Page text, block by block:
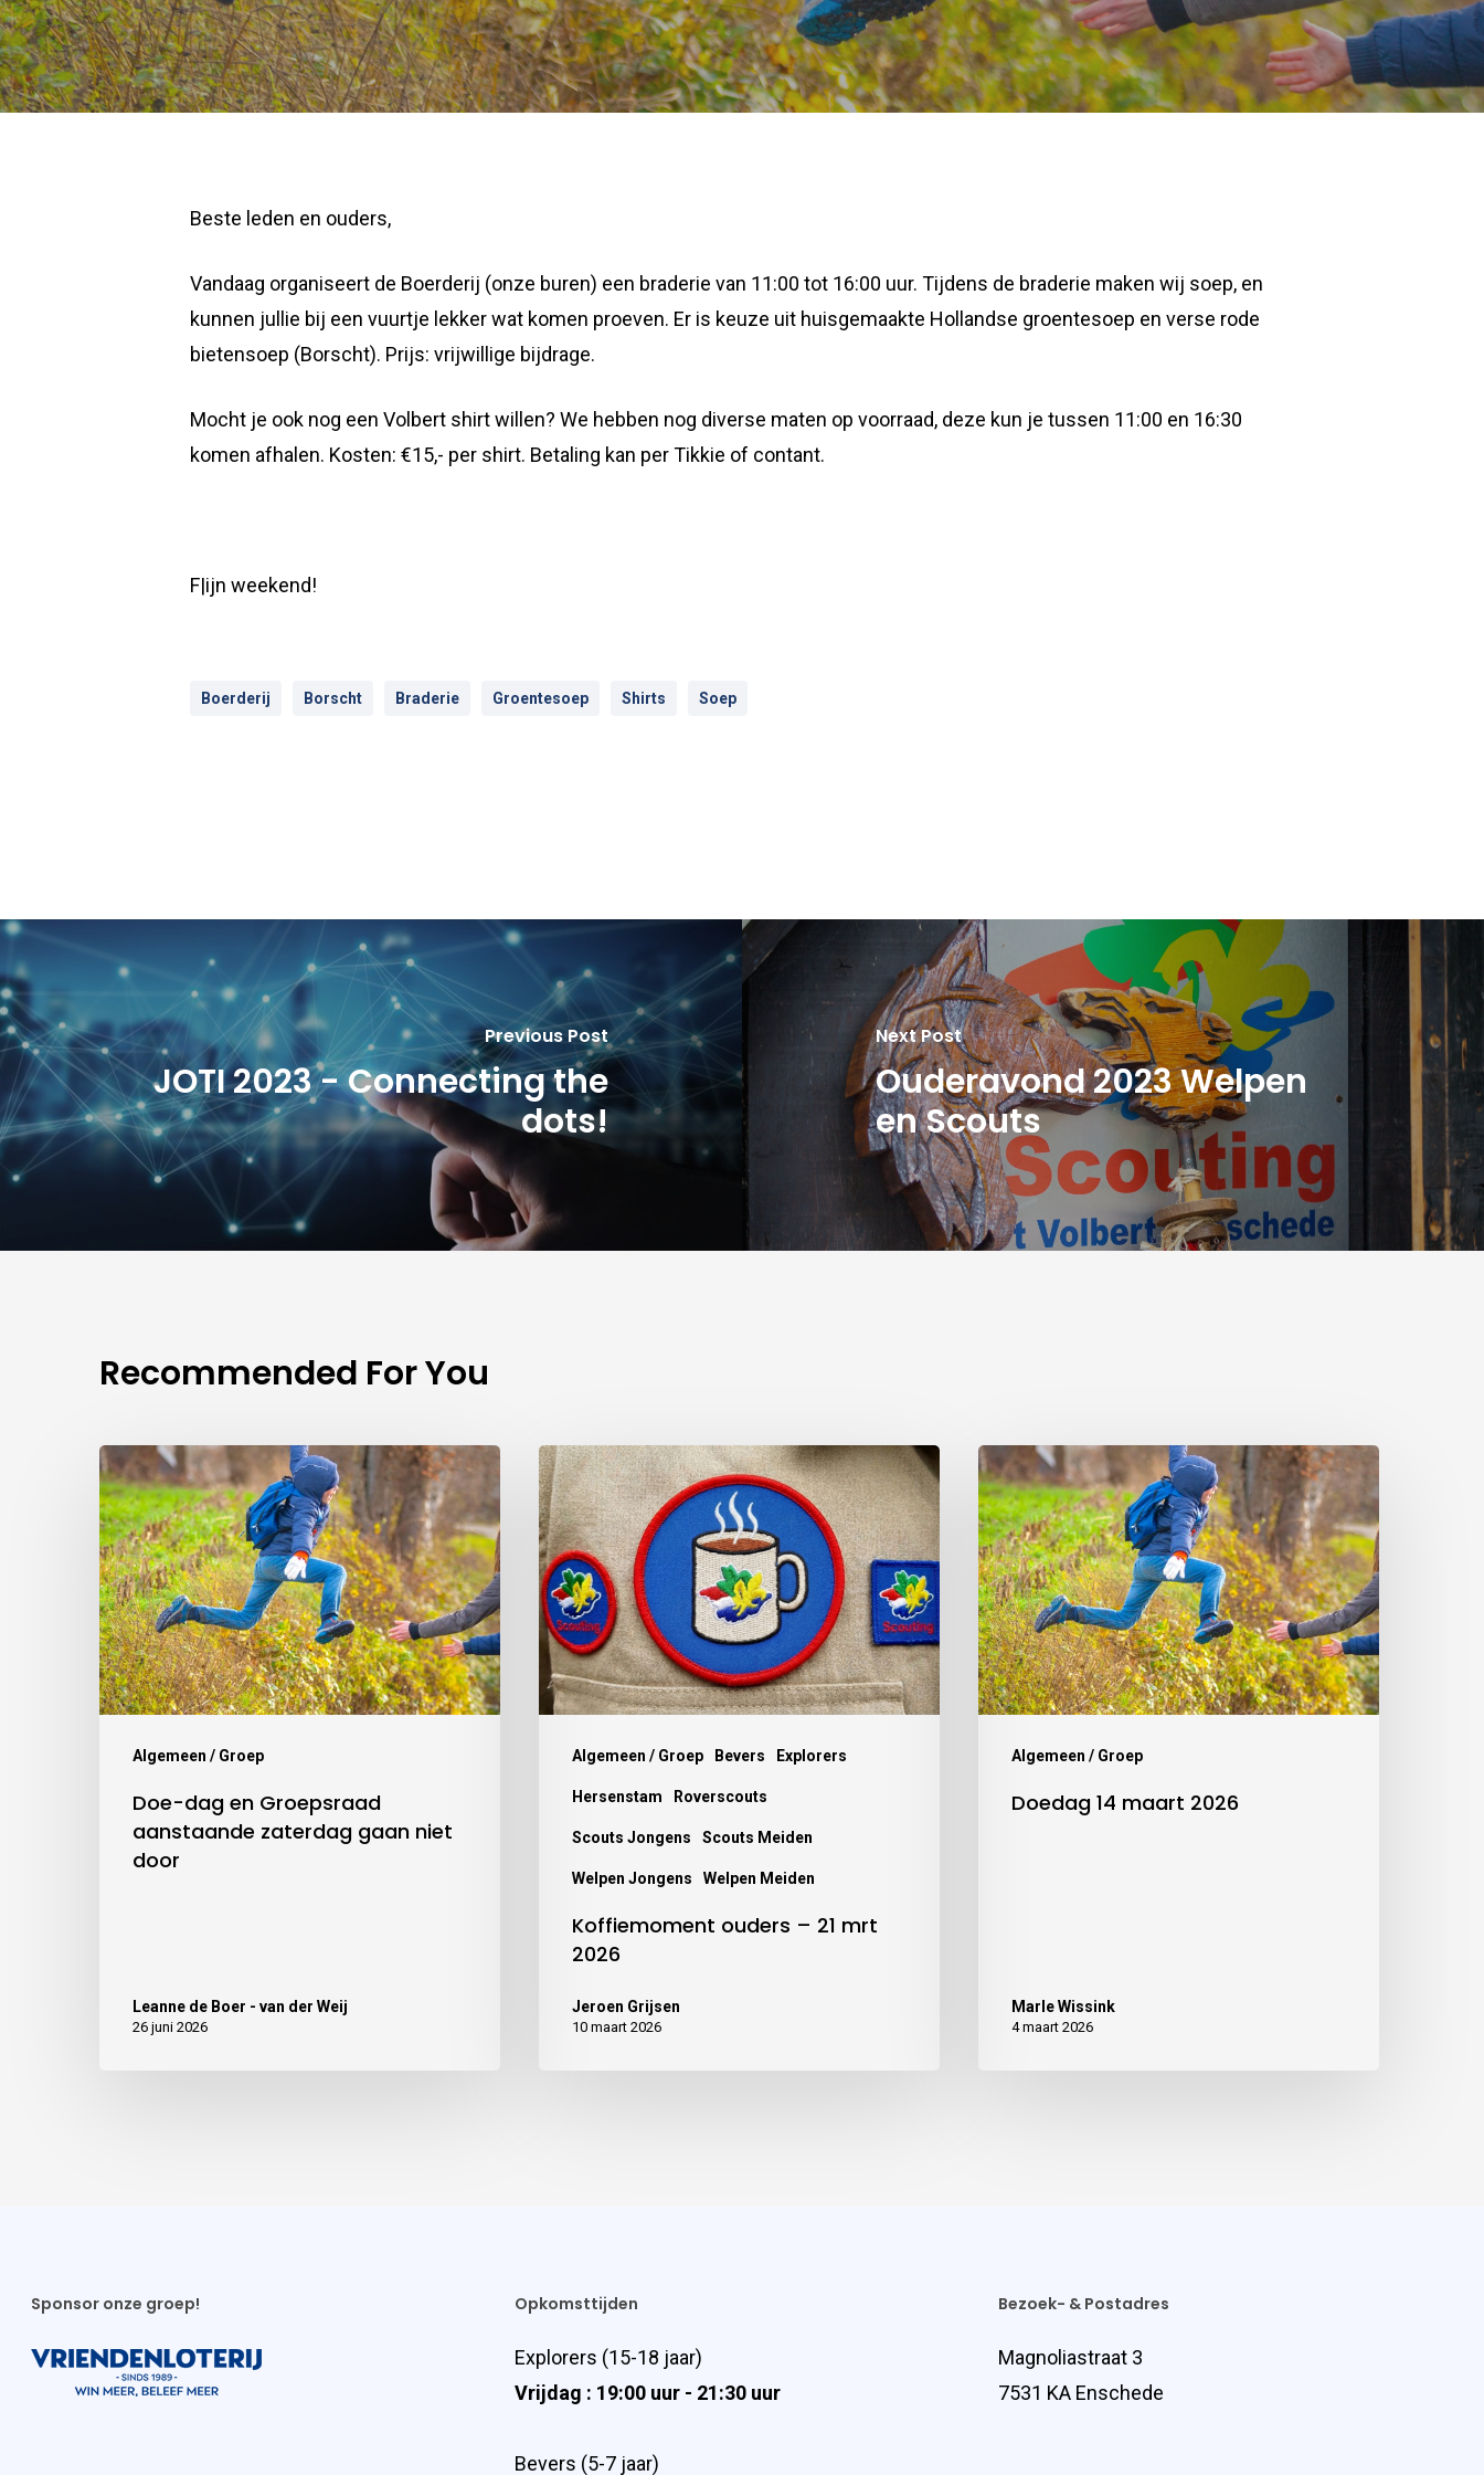
Beste leden en ouders,
Vandaag organiseert de Boerderij (onze buren) een braderie van 11:00 tot 16:00 uur. Tijdens de braderie maken wij soep, en
kunnen jullie bij een vuurtje lekker wat komen proeven. Er is keuze uit huisgemaakte Hollandse groentesoep en verse rode
bietensoep (Borscht). Prijs: vrijwillige bijdrage.
Mocht je ook nog een Volbert shirt willen? We hebben nog diverse maten op voorraad, deze kun je tussen 11:00 en 16:30
komen afhalen. Kosten: €15,- per shirt. Betaling kan per Tikkie of contant.
F|ijn weekend!
Boerderij Borscht Braderie Groentesoep Shirts Soep
Previous Post
JOTI 2023 - Connecting the
dots!
Next Post
Ouderavond 2023 Welpen
en Scouts
Recommended For You
Algemeen / Groep
Doe-dag en Groepsraad
aanstaande zaterdag gaan niet
door
Leanne de Boer - van der Weij
26 juni 2026
Algemeen / Groep Bevers Explorers
Hersenstam Roverscouts
Scouts Jongens Scouts Meiden
Welpen Jongens Welpen Meiden
Koffiemoment ouders – 21 mrt
2026
Jeroen Grijsen
10 maart 2026
Algemeen / Groep
Doedag 14 maart 2026
Marle Wissink
4 maart 2026
Sponsor onze groep! Opkomsttijden
Explorers (15-18 jaar)
Vrijdag : 19:00 uur - 21:30 uur
Bevers (5-7 jaar)
Bezoek- & Postadres
Magnoliastraat 3
7531 KA Enschede